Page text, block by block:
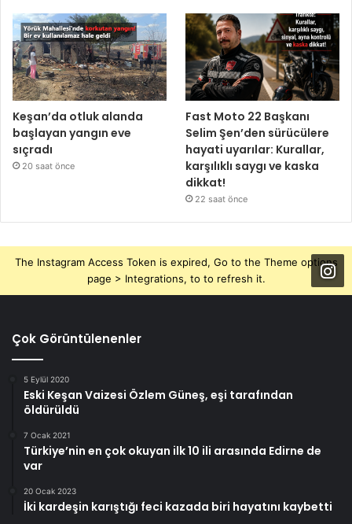
Keşan’da otluk alanda
başlayan yangın eve
sıçradı
20 saat önce
Fast Moto 22 Başkanı
Selim Şen’den sürücülere
hayati uyarılar: Kurallar,
karşılıklı saygı ve kaska
dikkat!
22 saat önce
The Instagram Access Token is expired, Go to the Theme options
page > Integrations, to to refresh it.
Çok Görüntülenenler
5 Eylül 2020
Eski Keşan Vaizesi Özlem Güneş, eşi tarafından
öldürüldü
7 Ocak 2021
Türkiye’nin en çok okuyan ilk 10 ili arasında Edirne de
var
20 Ocak 2023
İki kardeşin karıştığı feci kazada biri hayatını kaybetti